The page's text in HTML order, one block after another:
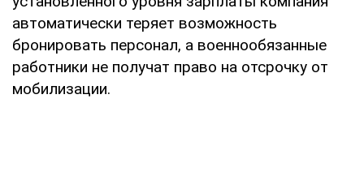
автоматически теряет возможность
бронировать персонал, а военнообязанные
работники не получат право на отсрочку от
мобилизации.